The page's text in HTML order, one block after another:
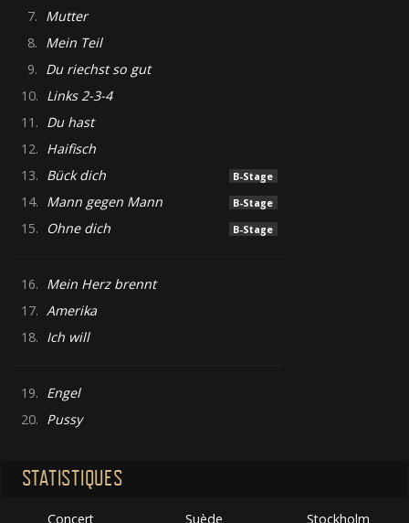
7. Mutter
8. Mein Teil
9. Du riechst so gut
10. Links 2-3-4
11. Du hast
12. Haifisch
13. Bück dich B-Stage
14. Mann gegen Mann B-Stage
15. Ohne dich B-Stage
16. Mein Herz brennt
17. Amerika
18. Ich will
19. Engel
20. Pussy
STATISTIQUES
Concert Suède Stockholm